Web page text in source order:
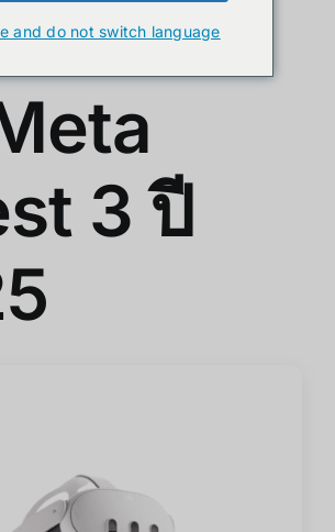
มส์ใหม่!
3 ปี
and do not switch language